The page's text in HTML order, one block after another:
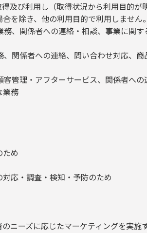
及び利用し（取得状況から利用目的が
を除き、他の利用目的で利用しません。
、関係者への連絡・相談、事業に関す
関係者への連絡、問い合わせ対応、商
管理・アフターサービス、関係者への
業務
め
・調査・検知・予防のため
ーズに応じたマーケティングを実施